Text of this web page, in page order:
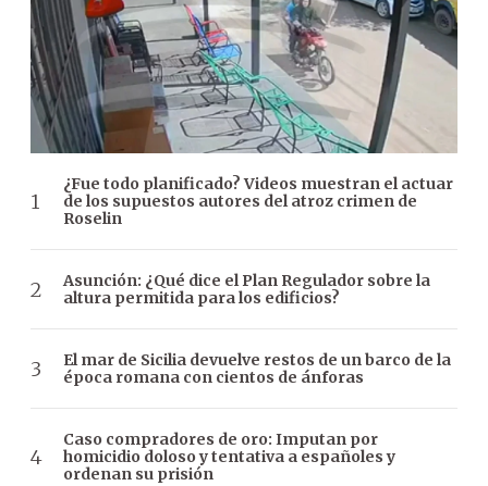
¿Fue todo planificado? Videos muestran el actuar
de los supuestos autores del atroz crimen de
Roselin
Asunción: ¿Qué dice el Plan Regulador sobre la
altura permitida para los edificios?
El mar de Sicilia devuelve restos de un barco de la
época romana con cientos de ánforas
Caso compradores de oro: Imputan por
homicidio doloso y tentativa a españoles y
ordenan su prisión